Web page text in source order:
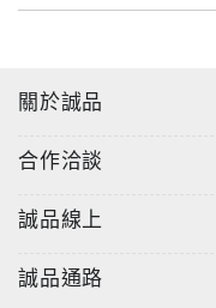
關於誠品
合作洽談
誠品線上
誠品通路